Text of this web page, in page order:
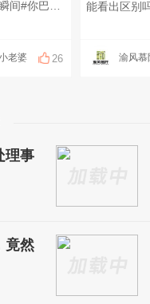
老婆 26
能看出区别
理事
竟然